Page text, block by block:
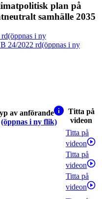
plan på
samhälle 2035
(öppnas i ny
24/2022 rd(öppnas i ny
av anförande
(öppnas i ny flik)
Titta på
videon
Titta på
videon
Titta på
videon
Titta på
videon